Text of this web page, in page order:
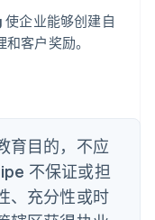
企业能够创建自
客户奖励。
育目的，不应
不保证或担
、充分性或时